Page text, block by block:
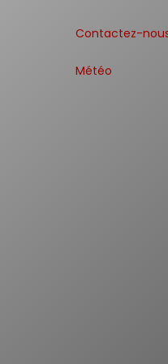
Contactez-
Météo